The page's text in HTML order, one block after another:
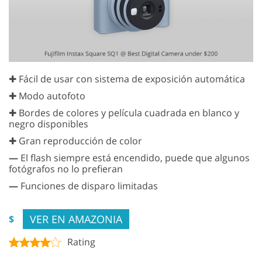
✚ Fácil de usar con sistema de exposición automática
✚ Modo autofoto
✚ Bordes de colores y película cuadrada en blanco y
negro disponibles
✚ Gran reproducción de color
— El flash siempre está encendido, puede que algunos
fotógrafos no lo prefieran
— Funciones de disparo limitadas
$ VER EN AMAZONIA
Rating